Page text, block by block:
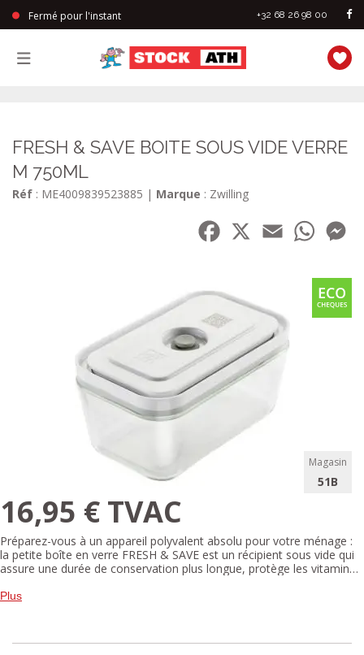
Fermé pour l'instant +32 68 26 98 00
FRESH & SAVE BOITE SOUS VIDE VERRE
M 750ML
Réf : ME4009839523885 | Marque : Zwilling
Facebook
Email
Magasin
51B
16,95 € TVAC
Préparez-vous à un appareil polyvalent absolu pour votre ménage :
la petite boîte en verre FRESH & SAVE est un récipient sous vide qui
assure une durée de conservation plus longue, protège les vitamines
déchets alimentaires dans votre maison.
Plus